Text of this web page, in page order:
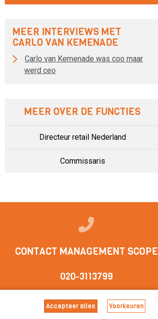
MEER INTERVIEWS MET
CARLO VAN KEMENADE
Carlo van Kemenade was coo maar
werd ceo
MEER OVER DE FUNCTIES
Directeur retail Nederland
Commissaris
CONTACT MANAGEMENT SCOPE
020-3113799
Accepteer alles Voorkeuren